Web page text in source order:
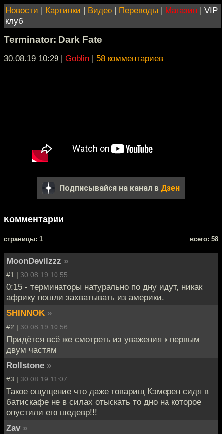
Новости | Картинки | Видео | Переводы | Магазин | VIP
клуб
Terminator: Dark Fate
30.08.19 10:29 | Goblin | 58 комментариев
Подписывайся на канал в Дзен
Комментарии
cтраницы: 1 всего: 58
MoonDevilzzz »
#1 | 30.08.19 10:55
0:15 - терминаторы натурально по дну идут, никак
африку пошли захватывать из америки.
SHINNOK »
#2 | 30.08.19 10:56
Придётся всё же смотреть из уважения к первым
двум частям
Rollstone »
#3 | 30.08.19 11:07
Такое ощущение что даже товарищ Кэмерен сидя в
батискафе не в силах отыскать то дно на которое
опустили его шедевр!!!
Zav »